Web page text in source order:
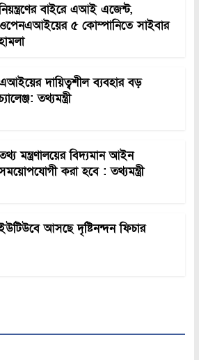
বাইরে এআই এজেন্ট,
৫ কোম্পানিতে সাইবার
দায়িত্বশীল ব্যবহার বড়
তথ্যমন্ত্রী
মন্ত্রণালয়ের বিদ্যমান আইন
করা হবে : তথ্যমন্ত্রী
আসছে দৃষ্টিনন্দন ফিচার